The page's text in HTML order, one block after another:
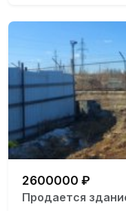
2600000 ₽
Продается